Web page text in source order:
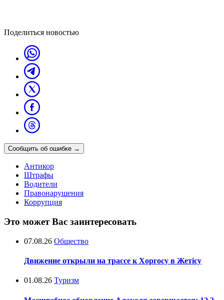
Поделиться новостью
Сообщить об ошибке →
Антикор
Штрафы
Водители
Правонарушения
Коррупция
Это может Вас заинтересовать
07.08.26 Общество
Движение открыли на трассе к Хоргосу в Жетісу
01.08.26 Туризм